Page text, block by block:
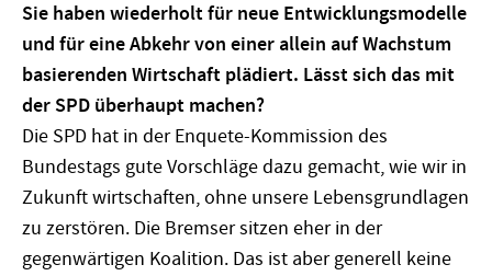
Sie haben wiederholt für neue Entwicklungsmodelle
und für eine Abkehr von einer allein auf Wachstum
basierenden Wirtschaft plädiert. Lässt sich das mit
der SPD überhaupt machen?
Die SPD hat in der Enquete-Kommission des
Bundestags gute Vorschläge dazu gemacht, wie wir in
Zukunft wirtschaften, ohne unsere Lebensgrundlagen
zu zerstören. Die Bremser sitzen eher in der
gegenwärtigen Koalition. Das ist aber generell keine